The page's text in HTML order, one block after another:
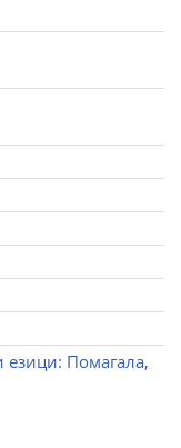
езици: Помагала,